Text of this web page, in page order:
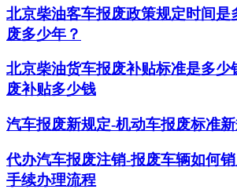
北京柴油客车报废政策规定时间是
废多少年？
北京柴油货车报废补贴标准是多少
废补贴多少钱
汽车报废新规定-机动车报废标准
代办汽车报废注销-报废车辆如何
手续办理流程